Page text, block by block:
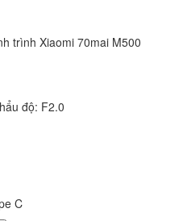
trình Xiaomi 70mai M500
độ: F2.0
C